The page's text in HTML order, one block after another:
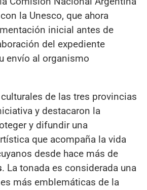
la Unesco, que ahora
inicial antes de
del expediente
envío al organismo
de las tres provincias
y destacaron la
y difundir una
que acompaña la vida
desde hace más de
. La tonada es considerada una
más emblemáticas de la